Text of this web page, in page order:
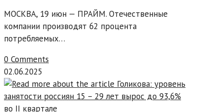
МОСКВА, 19 июн — ПРАЙМ. Отечественные
компании производят 62 процента
потребляемых…
0 Comments
02.06.2025